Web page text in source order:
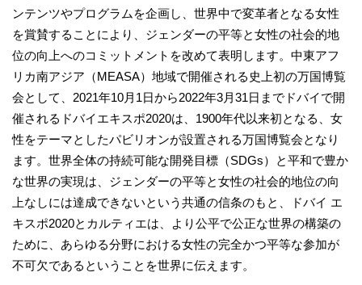
ンテンツやプログラムを企画し、世界中で変革者となる女性
を賞賛することにより、ジェンダーの平等と女性の社会的地
位の向上へのコミットメントを改めて表明します。中東アフ
リカ南アジア（MEASA）地域で開催される史上初の万国博覧
会として、2021年10月1日から2022年3月31日までドバイで開
催されるドバイエキスポ2020は、1900年代以来初となる、女
性をテーマとしたパビリオンが設置される万国博覧会となり
ます。世界全体の持続可能な開発目標（SDGs）と平和で豊か
な世界の実現は、ジェンダーの平等と女性の社会的地位の向
上なしには達成できないという共通の信条のもと、ドバイ エ
キスポ2020とカルティエは、より公平で公正な世界の構築の
ために、あらゆる分野における女性の完全かつ平等な参加が
不可欠であるということを世界に伝えます。